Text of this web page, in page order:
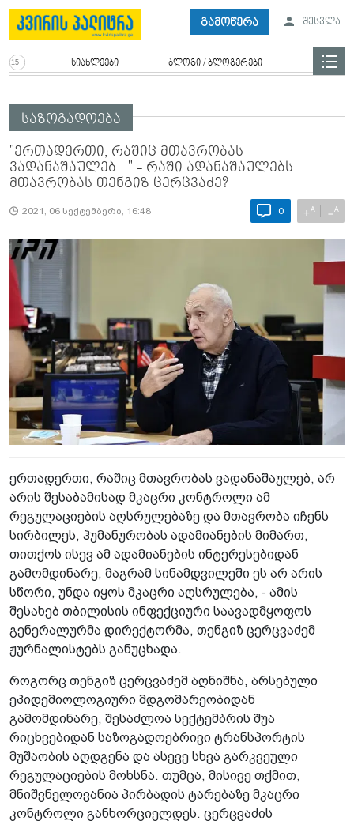
გამოწერა შესვლა
სიახლეები ბლოგი / ბლოგერები
საზოგადოება
"ერთადერთი, რაშიც მთავრობას
ვადანაშაულებ..." - რაში ადანაშაულებს
მთავრობას თენგიზ ცერცვაძე?
2021, 06 სექტემბერი, 16:48 0 +A −A
ერთადერთი, რაშიც მთავრობას ვადანაშაულებ, არ
არის შესაბამისად მკაცრი კონტროლი ამ
რეგულაციების აღსრულებაზე და მთავრობა იჩენს
სირბილეს, ჰუმანურობას ადამიანების მიმართ,
თითქოს ისევ ამ ადამიანების ინტერესებიდან
გამომდინარე, მაგრამ სინამდვილეში ეს არ არის
სწორი, უნდა იყოს მკაცრი აღსრულება, - ამის
შესახებ თბილისის ინფექციური საავადმყოფოს
გენერალურმა დირექტორმა, თენგიზ ცერცვაძემ
ჟურნალისტებს განუცხადა.
როგორც თენგიზ ცერცვაძემ აღნიშნა, არსებული
ეპიდემიოლოგიური მდგომარეობიდან
გამომდინარე, შესაძლოა სექტემბრის შუა
რიცხვებიდან საზოგადოებრივი ტრანსპორტის
მუშაობის აღდგენა და ასევე სხვა გარკვეული
რეგულაციების მოხსნა. თუმცა, მისივე თქმით,
მნიშვნელოვანია პირბადის ტარებაზე მკაცრი
კონტროლი განხორციელდეს. ცერცვაძის